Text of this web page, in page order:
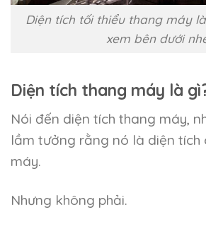
Diện tích tối thiểu thang máy
xem bên dưới
Diện tích thang máy là
Nói đến diện tích thang máy,
lầm tưởng rằng nó là diện tích
máy.
Nhưng không phải.